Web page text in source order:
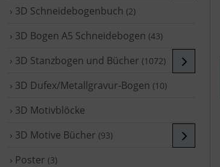
› 3D Schneidebogenbuch (2)
› 3D Bogen A5 Schneidebogen (43)
› 3D Stanzbogen und Bücher (1072)
› 3D Dufex/Metallgravur-Bogen (10)
› 3D Motivblöcke
› 3D Motive Bücher (93)
› Poster (3)